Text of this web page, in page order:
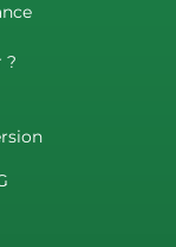
?